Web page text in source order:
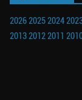
202620252024
201320122011